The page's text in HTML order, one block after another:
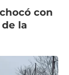
con
la